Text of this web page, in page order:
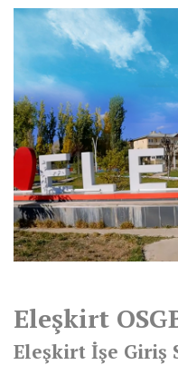
ANKARA
İZMİR
ADANA
ADIYAMAN
AFYONKARAHİSAR
AĞRI
AKSARAY
ANTALYA
ARDAHAN
Eleşkirt
Eleşkirt İşe Giriş